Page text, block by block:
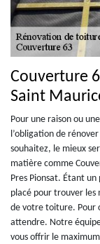
Couverture
Saint
Pour une raison ou
l’obligation de
souhaitez, le mieux
matière comme
Pres Pionsat. Étant
placé pour trouver les
de votre toiture. Pour
attendre. Notre
vous offrir le